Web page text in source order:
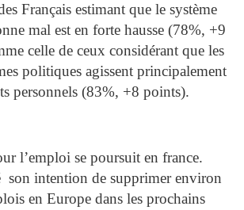
Français estimant que le système
mal est en forte hausse (78%, +9
celle de ceux considérant que les
politiques agissent principalement
personnels (83%, +8 points).
l’emploi se poursuit en france.
son intention de supprimer environ
en Europe dans les prochains